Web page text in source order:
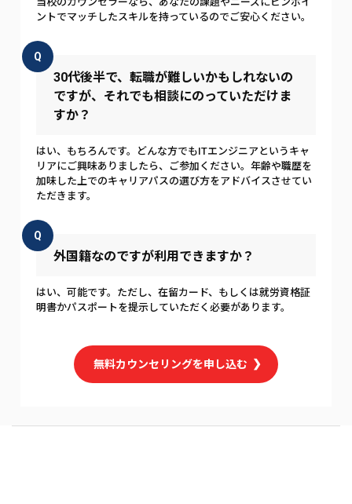
ントでマッチしたスキルを持っているのでご安心ください。
Q
30代後半で、転職が難しいかもしれないの
ですが、それでも相談にのっていただけま
すか？
はい、もちろんです。どんな方でもITエンジニアというキャ
リアにご興味ありましたら、ご参加ください。年齢や職歴を
加味した上でのキャリアパスの選び方をアドバイスさせてい
ただきます。
Q
外国籍なのですが利用できますか？
はい、可能です。ただし、在留カード、もしくは就労資格証
明書かパスポートを提示していただく必要があります。
無料カウンセリングを申し込む